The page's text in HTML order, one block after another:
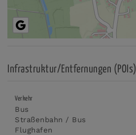
Infrastruktur/Entfernungen (POIs)
Verkehr
Bus
Straßenbahn / Bus
Flughafen